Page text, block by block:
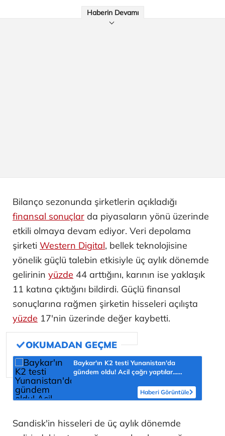
Haberin Devamı
Bilanço sezonunda şirketlerin açıkladığı
finansal sonuçlar da piyasaların yönü üzerinde
etkili olmaya devam ediyor. Veri depolama
şirketi Western Digital, bellek teknolojisine
yönelik güçlü talebin etkisiyle üç aylık dönemde
gelirinin yüzde 44 arttığını, karının ise yaklaşık
11 katına çıktığını bildirdi. Güçlü finansal
sonuçlarına rağmen şirketin hisseleri açılışta
yüzde 17'nin üzerinde değer kaybetti.
Baykar'ın K2 testi Yunanistan'da
gündem oldu! Acil çağrı yaptılar...
Haberi Görüntüle
Sandisk'in hisseleri de üç aylık dönemde